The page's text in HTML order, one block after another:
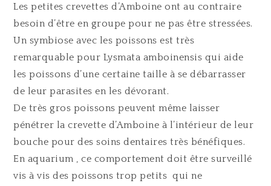
Les petites crevettes d’Amboine ont au contraire
besoin d’être en groupe pour ne pas être stressées.
Un symbiose avec les poissons est très
remarquable pour Lysmata amboinensis qui aide
les poissons d’une certaine taille à se débarrasser
de leur parasites en les dévorant.
De très gros poissons peuvent même laisser
pénétrer la crevette d’Amboine à l’intérieur de leur
bouche pour des soins dentaires très bénéfiques.
En aquarium , ce comportement doit être surveillé
vis à vis des poissons trop petits qui ne